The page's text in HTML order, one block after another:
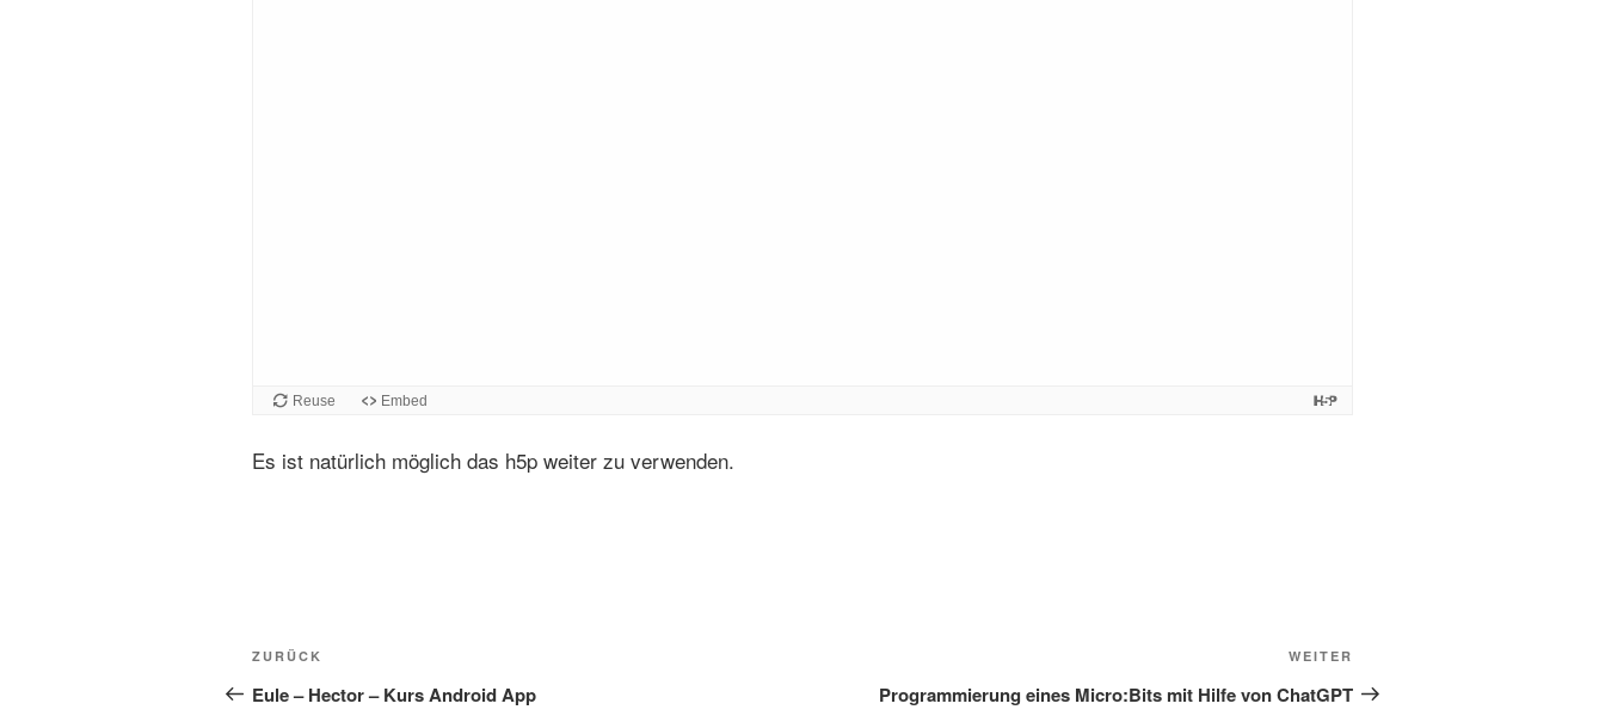
Reuse Embed
Es ist natürlich möglich das h5p weiter zu verwenden.
Beitragsnavigation
Vorheriger
Beitrag
ZURÜCK
Eule – Hector – Kurs Android App
Beitrag
WEITER
Programmierung eines Micro:Bits mit Hilfe von ChatGPT